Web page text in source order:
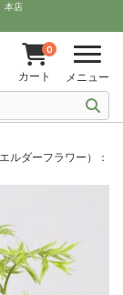
本店
0
カート メニュー
ルダーフラワー）：